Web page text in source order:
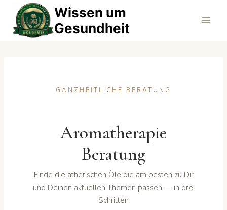
Inhalt
springen
Wissen um
Gesundheit
GANZHEITLICHE BERATUNG
Aromatherapie
Beratung
Finde die ätherischen Öle die am besten zu Dir
und Deinen aktuellen Themen passen — in drei
Schritten